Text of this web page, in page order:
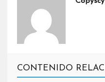
CONTENIDO